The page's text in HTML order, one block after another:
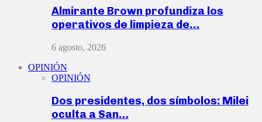
Almirante Brown profundiza los
operativos de limpieza de…
6 agosto, 2026
OPINIÓN
OPINIÓN
Dos presidentes, dos símbolos: Milei
oculta a San…